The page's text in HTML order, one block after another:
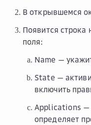
В открывшемся
Появится строка
поля:
Name —
State —
включить
Applications —
определяет